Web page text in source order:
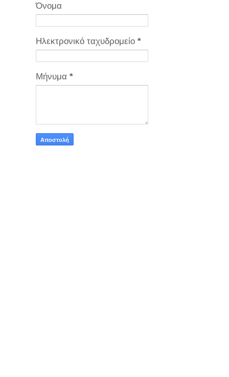
Όνομα
Ηλεκτρονικό ταχυδρομείο *
Μήνυμα *